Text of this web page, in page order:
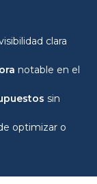
clara
notable en el
sin
optimizar o